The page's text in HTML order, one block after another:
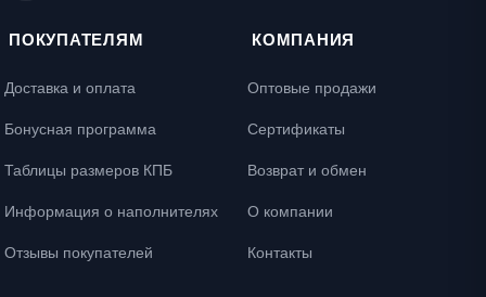
ПОКУПАТЕЛЯМ
Доставка и оплата
Бонусная программа
Таблицы размеров КПБ
Информация о наполнителях
Отзывы покупателей
КОМПАНИЯ
Оптовые продажи
Сертификаты
Возврат и обмен
О компании
Контакты